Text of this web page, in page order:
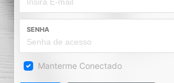
SENHA
Manterme Conectado